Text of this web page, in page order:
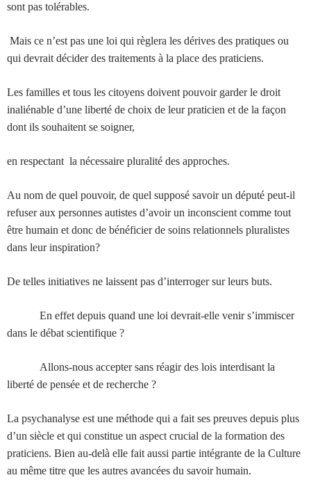
sont pas tolérables.
Mais ce n’est pas une loi qui règlera les dérives des pratiques ou
qui devrait décider des traitements à la place des praticiens.
Les familles et tous les citoyens doivent pouvoir garder le droit
inaliénable d’une liberté de choix de leur praticien et de la façon
dont ils souhaitent se soigner,
en respectant la nécessaire pluralité des approches.
Au nom de quel pouvoir, de quel supposé savoir un député peut-il
refuser aux personnes autistes d’avoir un inconscient comme tout
être humain et donc de bénéficier de soins relationnels pluralistes
dans leur inspiration?
De telles initiatives ne laissent pas d’interroger sur leurs buts.
En effet depuis quand une loi devrait-elle venir s’immiscer
dans le débat scientifique ?
Allons-nous accepter sans réagir des lois interdisant la
liberté de pensée et de recherche ?
La psychanalyse est une méthode qui a fait ses preuves depuis plus
d’un siècle et qui constitue un aspect crucial de la formation des
praticiens. Bien au-delà elle fait aussi partie intégrante de la Culture
au même titre que les autres avancées du savoir humain.